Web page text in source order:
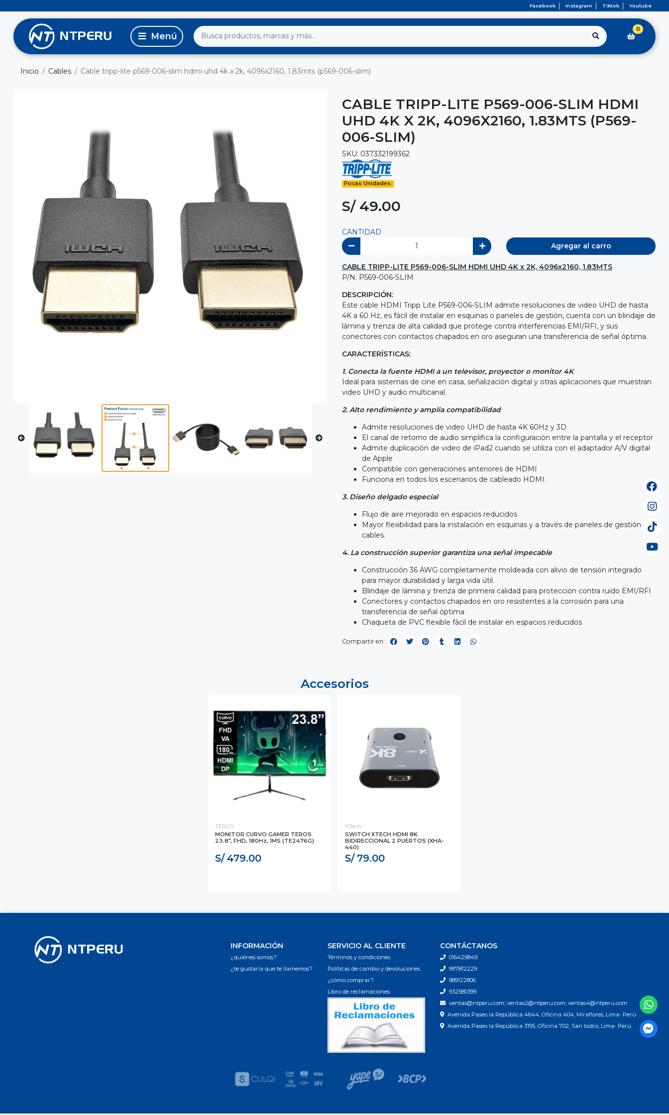
Facebook Instagram Tiktok Youtube
0
Inicio Cables Cable tripp-lite p569-006-slim hdmi uhd 4k x 2k, 4096x2160, 1.83mts (p569-006-slim)
CABLE TRIPP-LITE P569-006-SLIM HDMI
UHD 4K X 2K, 4096X2160, 1.83MTS (P569-
006-SLIM)
SKU: 037332199362
Pocas Unidades.
S/ 49.00
CANTIDAD
Agregar al carro
CABLE TRIPP-LITE P569-006-SLIM HDMI UHD 4K x 2K, 4096x2160, 1.83MTS
P/N: P569-006-SLIM
DESCRIPCIÓN:
Este cable HDMI Tripp Lite P569-006-SLIM admite resoluciones de video UHD de hasta
4K a 60 Hz, es fácil de instalar en esquinas o paneles de gestión, cuenta con un blindaje de
lámina y trenza de alta calidad que protege contra interferencias EMI/RFI, y sus
conectores con contactos chapados en oro aseguran una transferencia de señal óptima.
CARACTERÍSTICAS:
1. Conecta la fuente HDMI a un televisor, proyector o monitor 4K
Ideal para sistemas de cine en casa, señalización digital y otras aplicaciones que muestran
video UHD y audio multicanal.
2. Alto rendimiento y amplia compatibilidad
Admite resoluciones de video UHD de hasta 4K 60Hz y 3D
El canal de retorno de audio simplifica la configuración entre la pantalla y el receptor
Admite duplicación de video de iPad2 cuando se utiliza con el adaptador A/V digital
de Apple
Compatible con generaciones anteriores de HDMI
Funciona en todos los escenarios de cableado HDMI.
3. Diseño delgado especial
Flujo de aire mejorado en espacios reducidos
Mayor flexibilidad para la instalación en esquinas y a través de paneles de gestión de
cables.
4. La construcción superior garantiza una señal impecable
Construcción 36 AWG completamente moldeada con alivio de tensión integrado
para mayor durabilidad y larga vida útil.
Blindaje de lámina y trenza de primera calidad para protección contra ruido EMI/RFI
Conectores y contactos chapados en oro resistentes a la corrosión para una
transferencia de señal óptima
Chaqueta de PVC flexible fácil de instalar en espacios reducidos
Compartir en:
Accesorios
TEROS
MONITOR CURVO GAMER TEROS
23.8", FHD, 180Hz, 1MS (TE2476G)
S/ 479.00
XTech
SWITCH XTECH HDMI 8K
BIDIRECCIONAL 2 PUERTOS (XHA-
440)
S/ 79.00
INFORMACIÓN
¿quiénes somos?
¿te gustaría que te llamemos?
SERVICIO AL CLIENTE
Términos y condiciones
Políticas de cambio y devoluciones
¿cómo comprar?
Libro de reclamaciones
CONTÁCTANOS
016429849
997812229
989122806
932580399
ventas@ntperu.com; ventas2@ntperu.com; ventas4@ntperu.com
Avenida Paseo la República 4644, Oficina 404, Miraflores, Lima- Perú
Avenida Paseo la República 3195, Oficina 702, San Isidro, Lima- Perú